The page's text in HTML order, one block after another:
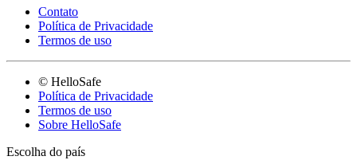
Contato
Política de Privacidade
Termos de uso
© HelloSafe
Política de Privacidade
Termos de uso
Sobre HelloSafe
Escolha do país